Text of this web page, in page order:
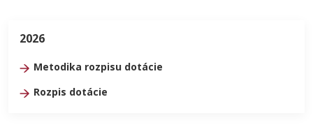
2026
Metodika rozpisu dotácie
Rozpis dotácie